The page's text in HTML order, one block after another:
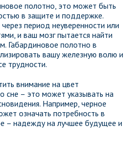
полотно, это может быть
в защите и поддержке.
период неуверенности или
и ваш мозг пытается найти
Габардиновое полотно в
вашу железную волю и
трудности.
внимание на цвет
сне – это может указывать на
Например, черное
означать потребность в
– надежду на лучшее будущее и